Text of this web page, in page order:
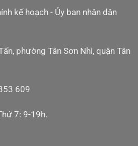
@HocVienGaming
kế hoạch - Ủy ban nhân dân
phường Tân Sơn Nhì, quận Tân
609
7: 9-19h.